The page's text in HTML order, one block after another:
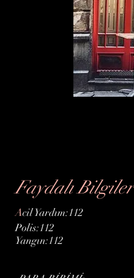
Faydalı Bilgiler
Acil Yardım:112
Polis:112
Yangın:112